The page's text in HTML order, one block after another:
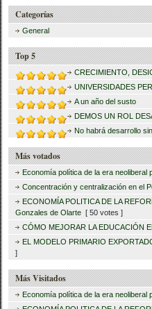
Categorías
General
Top 5
CRECIMIENTO,
UNIVERSIDADES
A un año del susto
DEMOS UN ROL
No habrá desarrollo
Más votados
Economía política de la era neoliberal
Concentración y centralización en el
ECONOMÍA POLITICA DE LA
Gonzales de Olarte [ 50 votes ]
CÓMO MEJORAR LA EDUCACIÓN
EL MODELO PRIMARIO
]
Más Visitados
Economía política de la era neoliberal